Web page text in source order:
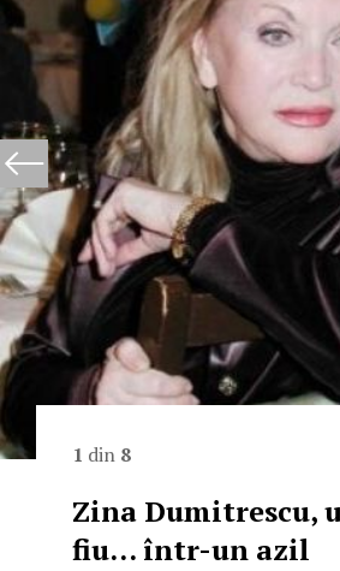
1 din 8
Zina Dumitrescu,
fiu... într-un azil